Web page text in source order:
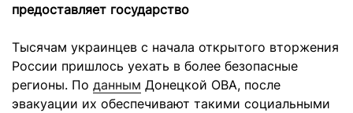
предоставляет государство
Тысячам украинцев с начала открытого вторжения
России пришлось уехать в более безопасные
регионы. По данным Донецкой ОВА, после
эвакуации их обеспечивают такими социальными